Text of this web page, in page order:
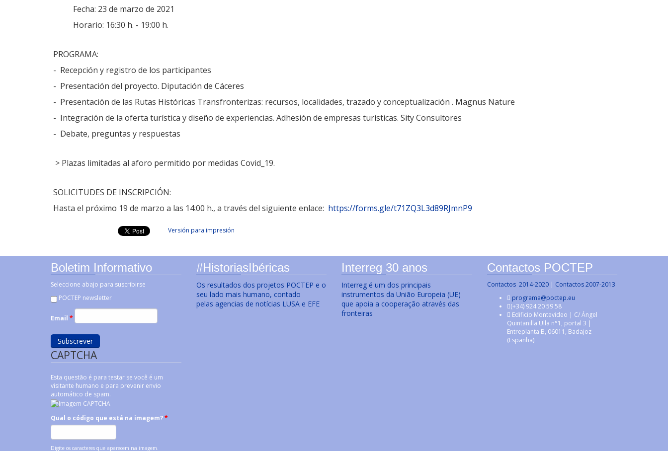
Fecha: 23 de marzo de 2021
Horario: 16:30 h. - 19:00 h.
PROGRAMA:
- Recepción y registro de los participantes
- Presentación del proyecto. Diputación de Cáceres
- Presentación de las Rutas Históricas Transfronterizas: recursos, localidades, trazado y conceptualización . Magnus Nature
- Integración de la oferta turística y diseño de experiencias. Adhesión de empresas turísticas. Sity Consultores
- Debate, preguntas y respuestas
> Plazas limitadas al aforo permitido por medidas Covid_19.
SOLICITUDES DE INSCRIPCIÓN:
Hasta el próximo 19 de marzo a las 14:00 h., a través del siguiente enlace: https://forms.gle/t71ZQ3L3d89RJmnP9
Versión para impresión
Boletim Informativo
Seleccione abajo para suscribirse
POCTEP newsletter
Email *
CAPTCHA
Esta questão é para testar se você é um
visitante humano e para prevenir envio
automático de spam.
Qual o código que está na imagem?*
Digite os caracteres que aparecem na imagem.
#HistoriasIbéricas
Os resultados dos projetos POCTEP e o
seu lado mais humano, contado
pelas agencias de notícias LUSA e EFE
Interreg 30 anos
Interreg é um dos principais
instrumentos da União Europeia (UE)
que apoia a cooperação através das
fronteiras
Contactos POCTEP
Contactos 2014-2020| Contactos 2007-2013
programa@poctep.eu
(+34) 924 20 59 58
Edificio Montevideo | C/ Ángel
Quintanilla Ulla n°1, portal 3 |
Entreplanta B, 06011, Badajoz
(Espanha)